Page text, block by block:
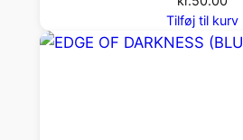
Tilføj til kurv